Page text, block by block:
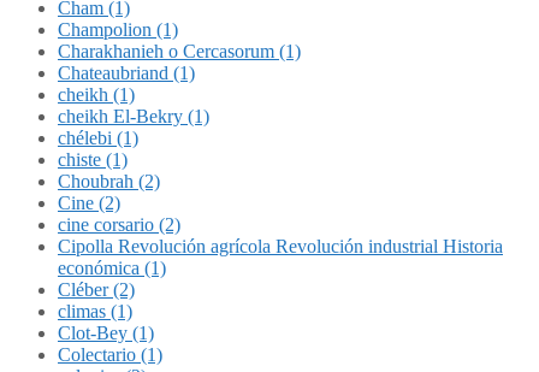
Cham (1)
Champolion (1)
Charakhanieh o Cercasorum (1)
Chateaubriand (1)
cheikh (1)
cheikh El-Bekry (1)
chélebi (1)
chiste (1)
Choubrah (2)
Cine (2)
cine corsario (2)
Cipolla Revolución agrícola Revolución industrial Historia
económica (1)
Cléber (2)
climas (1)
Clot-Bey (1)
Colectario (1)